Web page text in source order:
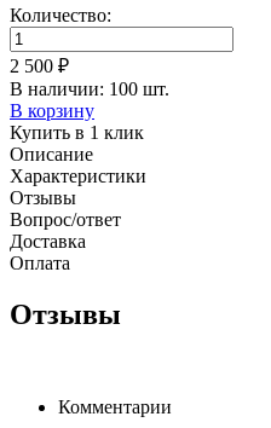
Количество:
2 500 ₽
В наличии: 100 шт.
В корзину
Купить в 1 клик
Описание
Характеристики
Отзывы
Вопрос/ответ
Доставка
Оплата
Отзывы
Комментарии